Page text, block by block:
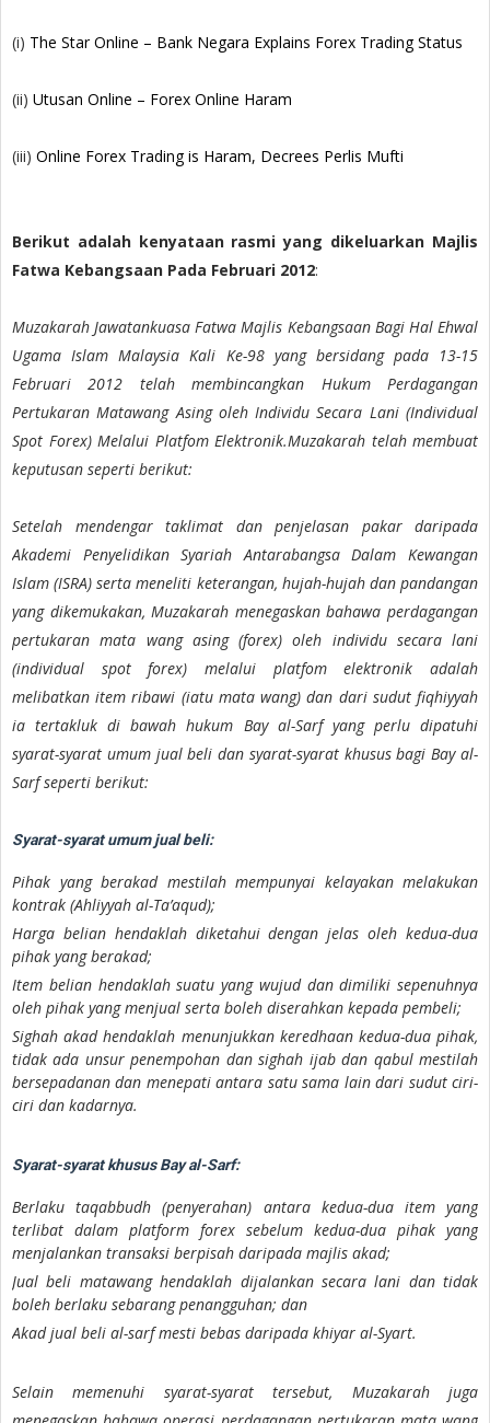
(i) The Star Online – Bank Negara Explains Forex Trading Status
(ii) Utusan Online – Forex Online Haram
(iii) Online Forex Trading is Haram, Decrees Perlis Mufti
Berikut adalah kenyataan rasmi yang dikeluarkan Majlis
Fatwa Kebangsaan Pada Februari 2012:
Muzakarah Jawatankuasa Fatwa Majlis Kebangsaan Bagi Hal Ehwal
Ugama Islam Malaysia Kali Ke-98 yang bersidang pada 13-15
Februari 2012 telah membincangkan Hukum Perdagangan
Pertukaran Matawang Asing oleh Individu Secara Lani (Individual
Spot Forex) Melalui Platfom Elektronik.Muzakarah telah membuat
keputusan seperti berikut:
Setelah mendengar taklimat dan penjelasan pakar daripada
Akademi Penyelidikan Syariah Antarabangsa Dalam Kewangan
Islam (ISRA) serta meneliti keterangan, hujah-hujah dan pandangan
yang dikemukakan, Muzakarah menegaskan bahawa perdagangan
pertukaran mata wang asing (forex) oleh individu secara lani
(individual spot forex) melalui platfom elektronik adalah
melibatkan item ribawi (iatu mata wang) dan dari sudut fiqhiyyah
ia tertakluk di bawah hukum Bay al-Sarf yang perlu dipatuhi
syarat-syarat umum jual beli dan syarat-syarat khusus bagi Bay al-
Sarf seperti berikut:
Syarat-syarat umum jual beli:
Pihak yang berakad mestilah mempunyai kelayakan melakukan
kontrak (Ahliyyah al-Ta’aqud);
Harga belian hendaklah diketahui dengan jelas oleh kedua-dua
pihak yang berakad;
Item belian hendaklah suatu yang wujud dan dimiliki sepenuhnya
oleh pihak yang menjual serta boleh diserahkan kepada pembeli;
Sighah akad hendaklah menunjukkan keredhaan kedua-dua pihak,
tidak ada unsur penempohan dan sighah ijab dan qabul mestilah
bersepadanan dan menepati antara satu sama lain dari sudut ciri-
ciri dan kadarnya.
Syarat-syarat khusus Bay al-Sarf:
Berlaku taqabbudh (penyerahan) antara kedua-dua item yang
terlibat dalam platform forex sebelum kedua-dua pihak yang
menjalankan transaksi berpisah daripada majlis akad;
Jual beli matawang hendaklah dijalankan secara lani dan tidak
boleh berlaku sebarang penangguhan; dan
Akad jual beli al-sarf mesti bebas daripada khiyar al-Syart.
Selain memenuhi syarat-syarat tersebut, Muzakarah juga